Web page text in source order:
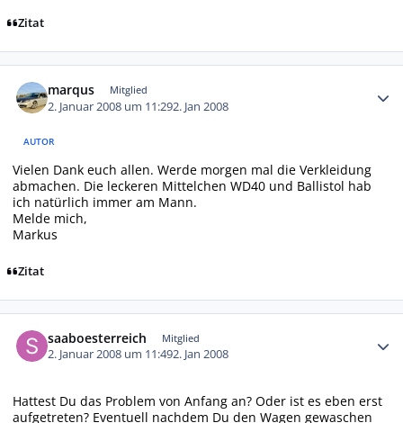
Zitat
marqus Mitglied
2. Januar 2008 um 11:292. Jan 2008
AUTOR
Vielen Dank euch allen. Werde morgen mal die Verkleidung
abmachen. Die leckeren Mittelchen WD40 und Ballistol hab
ich natürlich immer am Mann.
Melde mich,
Markus
Zitat
saaboesterreich Mitglied
2. Januar 2008 um 11:492. Jan 2008
Hattest Du das Problem von Anfang an? Oder ist es eben erst
aufgetreten? Eventuell nachdem Du den Wagen gewaschen